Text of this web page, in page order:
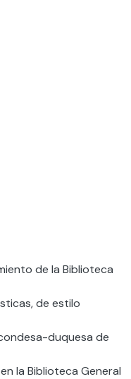
de la Biblioteca
de estilo
duquesa de
la Biblioteca General